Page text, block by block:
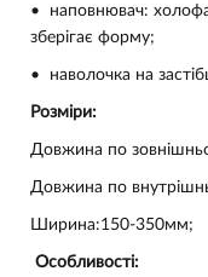
• наповнювач:
зберігає форму;
• наволочка на
Розміри:
Довжина по
Довжина по
Ширина:150-350мм;
Особливості: